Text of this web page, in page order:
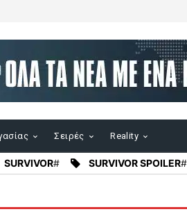
Σειρές Reality
SURVIVOR# SURVIVOR SPOILER#